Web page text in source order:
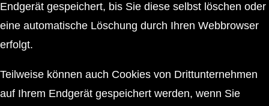
Endgerät gespeichert, bis Sie diese selbst löschen oder
eine automatische Löschung durch Ihren Webbrowser
erfolgt.
Teilweise können auch Cookies von Drittunternehmen
auf Ihrem Endgerät gespeichert werden, wenn Sie